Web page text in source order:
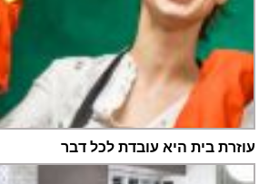
עוזרת בית היא עובדת לכל דבר